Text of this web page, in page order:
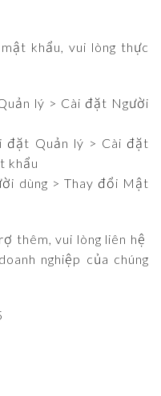
khẩu, vui lòng thực
lý > Cài đặt Người
đặt Quản lý > Cài đặt
khẩu
dùng > Thay đổi Mật
thêm, vui lòng liên hệ
nghiệp của chúng